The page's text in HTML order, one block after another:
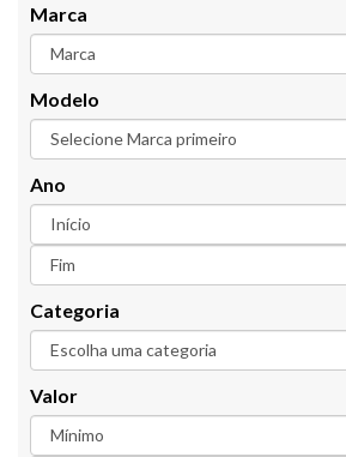
Marca
Modelo
Ano
Categoria
Valor